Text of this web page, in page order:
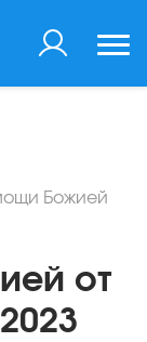
Божией
от